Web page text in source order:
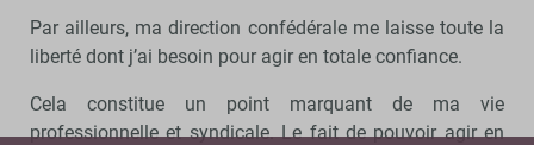
Par ailleurs, ma direction confédérale me laisse toute la
liberté dont j’ai besoin pour agir en totale confiance.
Cela constitue un point marquant de ma vie
professionnelle et syndicale. Le fait de pouvoir agir en